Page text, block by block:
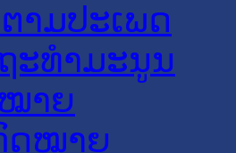
າມປະເພດ
ະທໍາມະນູນ
າຍ
ດໝາຍ